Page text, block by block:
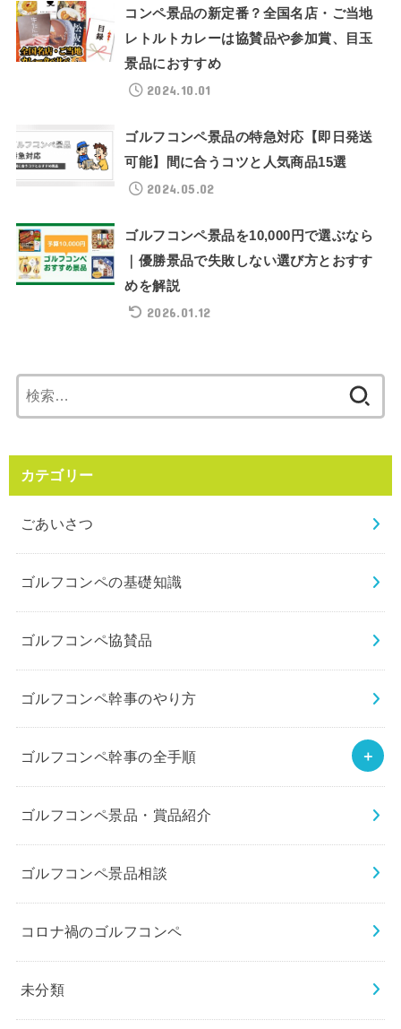
コンペ景品の新定番？全国名店・ご当地
レトルトカレーは協賛品や参加賞、目玉
景品におすすめ
2024.10.01
ゴルフコンペ景品の特急対応【即日発送
可能】間に合うコツと人気商品15選
2024.05.02
ゴルフコンペ景品を10,000円で選ぶなら
｜優勝景品で失敗しない選び方とおすす
めを解説
2026.01.12
索:
カテゴリー
ごあいさつ
ゴルフコンペの基礎知識
ゴルフコンペ協賛品
ゴルフコンペ幹事のやり方
ゴルフコンペ幹事の全手順
ゴルフコンペ景品・賞品紹介
ゴルフコンペ景品相談
コロナ禍のゴルフコンペ
未分類